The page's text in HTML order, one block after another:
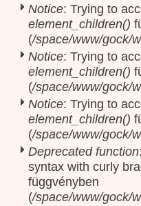
Notice: Trying to
element_children()
(/space/www/gock/
Notice: Trying to
element_children()
(/space/www/gock/
Notice: Trying to
element_children()
(/space/www/gock/
Deprecated function
syntax with curly
függvényben
(/space/www/gock/